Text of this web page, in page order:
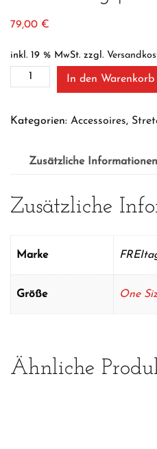
79,00 €
inkl. 19 % MwSt. zzgl.
Bucket
Bag
Pink
In den Warenkorb
Kategorien: Accessoires,
Zusätzliche Informationen
Zusätzliche
Marke
Größe One
Ähnliche